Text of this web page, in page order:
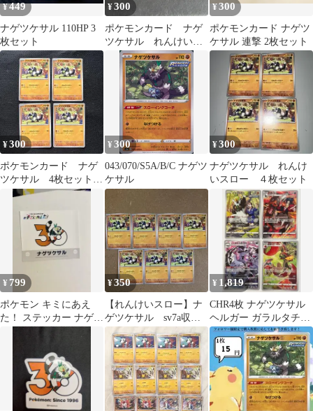
¥449
ナゲツケサル 110HP 3
枚セット
¥300
ポケモンカード ナゲ
ツケサル れんけいス
ロー 3枚セット
¥300
ポケモンカード ナゲツ
ケサル 連撃 2枚セット
¥300
ポケモンカード ナゲ
ツケサル 4枚セット
れんけいスロー
¥300
043/070/S5A/B/C ナゲツ
ケサル
¥300
ナゲツケサル れんけ
いスロー ４枚セット
¥ 799
ポケモン キミにあえ
た！ ステッカー ナゲツ
¥350
【れんけいスロー】ナ
ゲツケサル sv7a収
録 デッキパーツ 構
築
¥ 1,819
CHR4枚 ナゲツケサル
ヘルガー ガラルタチフ
サグマ アップリュー
203/1